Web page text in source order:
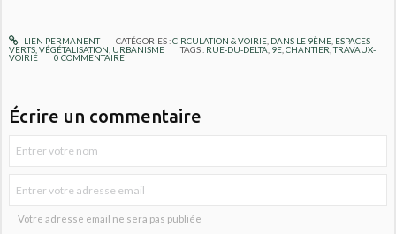
LIEN PERMANENT CATÉGORIES :CIRCULATION & VOIRIE, DANS LE 9ÈME, ESPACES
VERTS, VÉGÉTALISATION URBANISME TAGS : RUE-DU-DELTA 9E ,CHANTIER ,TRAVAUX-
VOIRIE 0 COMMENTAIRE
Écrire un commentaire
Votre adresse email ne sera pas publiée